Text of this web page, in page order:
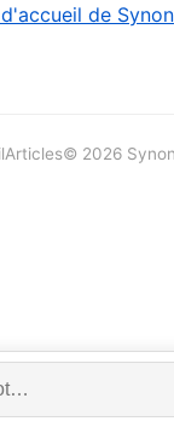
de
Articles© 2026